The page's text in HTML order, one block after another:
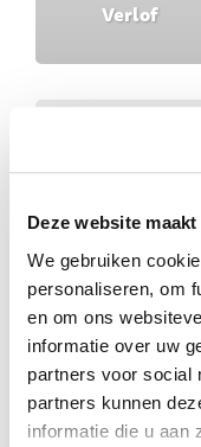
Deze website
We gebruiken
personaliseren, om
en om ons
informatie over uw
partners voor social
partners kunnen
informatie die u aan
Verlof
Rembrand &
Even